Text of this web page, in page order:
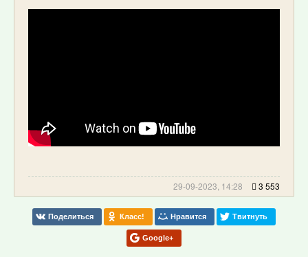
29-09-2023, 14:28 3 553
Поделиться Класс! Нравится Твитнуть
Google+